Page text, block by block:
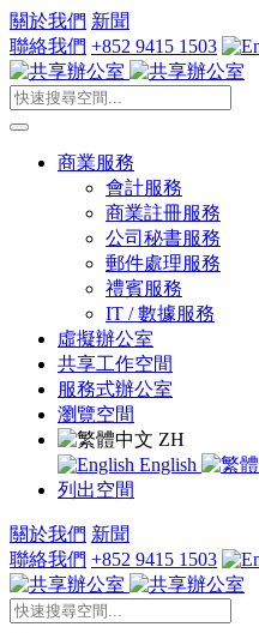
關於我們 新聞
聯絡我們 +852 9415 1503
商業服務
會計服務
商業註冊服務
公司秘書服務
郵件處理服務
禮賓服務
IT / 數據服務
虛擬辦公室
共享工作空間
服務式辦公室
瀏覽空間
ZH
English
列出空間
關於我們 新聞
聯絡我們 +852 9415 1503